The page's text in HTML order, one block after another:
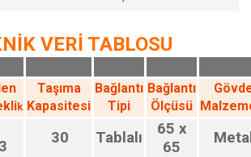
VERİ TABLOSU
k
Taşıma
Kapasitesi
Bağlantı
Tipi
Bağlantı
Ölçüsü
30 Tablalı
65 x
65